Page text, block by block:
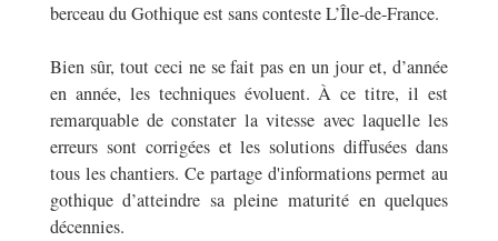
berceau du Gothique est sans conteste L’Île-de-France.
Bien sûr, tout ceci ne se fait pas en un jour et, d’année
en année, les techniques évoluent. À ce titre, il est
remarquable de constater la vitesse avec laquelle les
erreurs sont corrigées et les solutions diffusées dans
tous les chantiers. Ce partage d'informations permet au
gothique d’atteindre sa pleine maturité en quelques
décennies.